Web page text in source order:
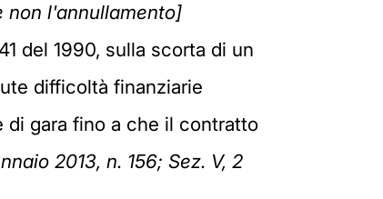
non l'annullamento]
del 1990, sulla scorta di un
difficoltà finanziarie
gara fino a che il contratto
2013, n. 156; Sez. V, 2